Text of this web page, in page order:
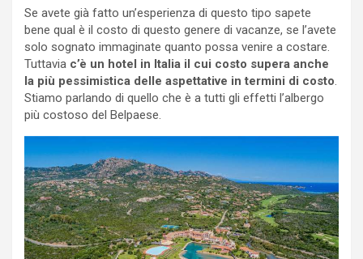
Se avete già fatto un’esperienza di questo tipo sapete
bene qual è il costo di questo genere di vacanze, se l’avete
solo sognato immaginate quanto possa venire a costare.
Tuttavia c’è un hotel in Italia il cui costo supera anche
la più pessimistica delle aspettative in termini di costo.
Stiamo parlando di quello che è a tutti gli effetti l’albergo
più costoso del Belpaese.